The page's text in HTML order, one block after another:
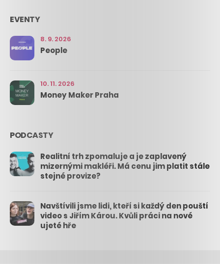
EVENTY
8. 9. 2026
People
10. 11. 2026
Money Maker Praha
PODCASTY
Realitní trh zpomaluje a je zaplavený
mizernými makléři. Má cenu jim platit stále
stejné provize?
Navštívili jsme lidi, kteří si každý den pouští
video s Jiřím Károu. Kvůli práci na nové
ujeté hře